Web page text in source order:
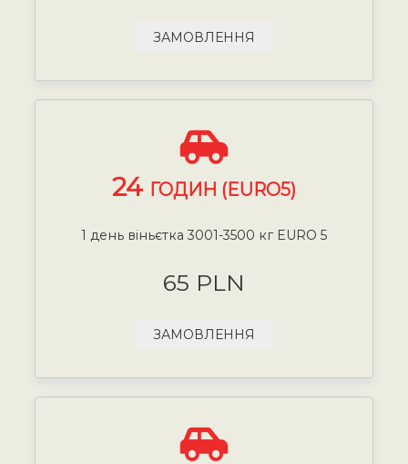
ЗАМОВЛЕННЯ
24 ГОДИН (EURO5)
1 день віньєтка 3001-3500 кг EURO 5
65 PLN
ЗАМОВЛЕННЯ